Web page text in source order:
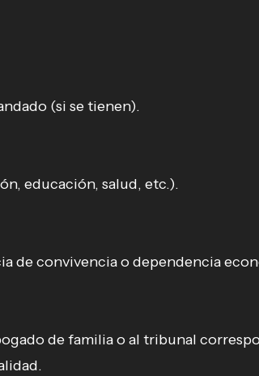
(si se tienen).
educación, salud, etc.).
de convivencia o dependencia
de familia o al tribunal